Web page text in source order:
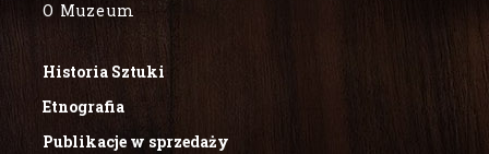
O Muzeum
Historia Sztuki
Etnografia
Publikacje w sprzedaży